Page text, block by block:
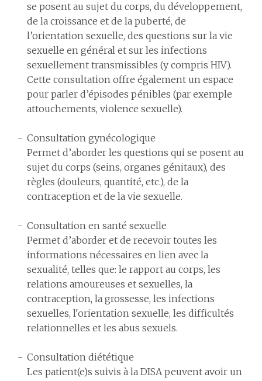
se posent au sujet du corps, du développement,
de la croissance et de la puberté, de
l’orientation sexuelle, des questions sur la vie
sexuelle en général et sur les infections
sexuellement transmissibles (y compris HIV).
Cette consultation offre également un espace
pour parler d’épisodes pénibles (par exemple
attouchements, violence sexuelle).
Consultation gynécologique
Permet d’aborder les questions qui se posent au
sujet du corps (seins, organes génitaux), des
règles (douleurs, quantité, etc.), de la
contraception et de la vie sexuelle.
Consultation en santé sexuelle
Permet d’aborder et de recevoir toutes les
informations nécessaires en lien avec la
sexualité, telles que: le rapport au corps, les
relations amoureuses et sexuelles, la
contraception, la grossesse, les infections
sexuelles, l'orientation sexuelle, les difficultés
relationnelles et les abus sexuels.
Consultation diététique
Les patient(e)s suivis à la DISA peuvent avoir un